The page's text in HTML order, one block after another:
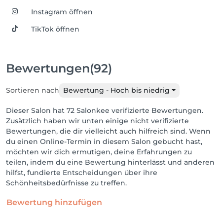
Instagram öffnen
TikTok öffnen
Bewertungen(92)
Sortieren nach Bewertung - Hoch bis niedrig
Dieser Salon hat 72 Salonkee verifizierte Bewertungen.
Zusätzlich haben wir unten einige nicht verifizierte
Bewertungen, die dir vielleicht auch hilfreich sind. Wenn
du einen Online-Termin in diesem Salon gebucht hast,
möchten wir dich ermutigen, deine Erfahrungen zu
teilen, indem du eine Bewertung hinterlässt und anderen
hilfst, fundierte Entscheidungen über ihre
Schönheitsbedürfnisse zu treffen.
Bewertung hinzufügen